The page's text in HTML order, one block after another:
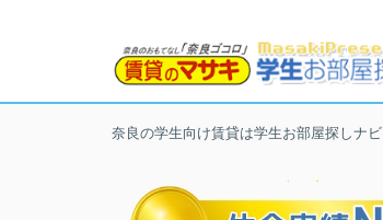
奈良の学生向け賃貸は学生お部屋探しナビ